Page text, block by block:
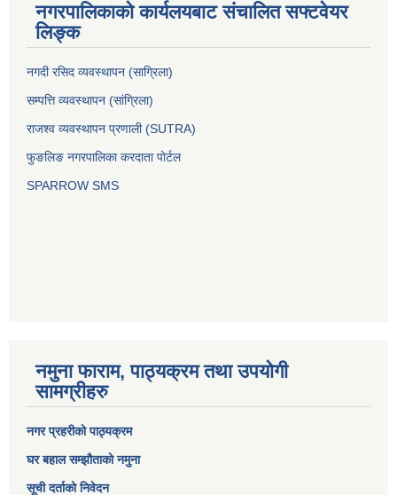
नगरपालिकाको कार्यलयबाट संचालित सफ्टवेयर
लिङ्क
नगदी रसिद व्यवस्थापन (साग्रिला)
सम्पत्ति व्यवस्थापन (सांग्रिला)
राजश्व व्यवस्थापन प्रणाली (SUTRA)
फुङलिङ नगरपालिका करदाता पोर्टल
SPARROW SMS
नमुना फाराम, पाठ्यक्रम तथा उपयोगी
सामग्रीहरु
नगर प्रहरीको पाठ्यक्रम
घर बहाल सम्झौताको नमुना
सूची दर्ताको निवेदन